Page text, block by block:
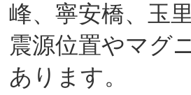
峰、寧安橋、玉
震源位置やマグ
あります。